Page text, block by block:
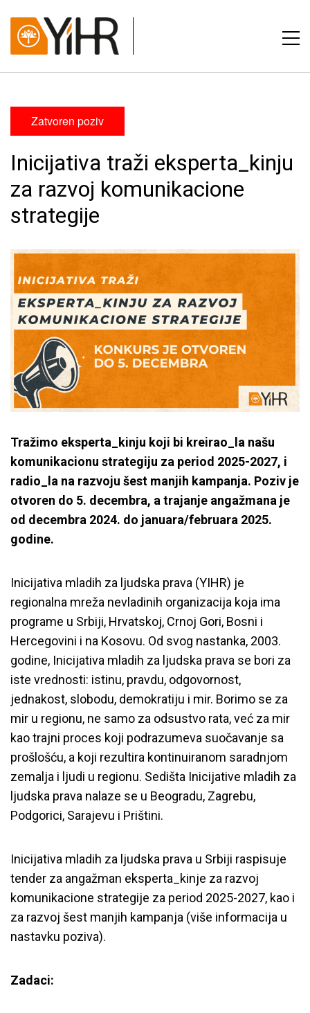
Zatvoren poziv
Inicijativa traži eksperta_kinju
za razvoj komunikacione
strategije
Tražimo eksperta_kinju koji bi kreirao_la našu
komunikacionu strategiju za period 2025-2027, i
radio_la na razvoju šest manjih kampanja. Poziv je
otvoren do 5. decembra, a trajanje angažmana je
od decembra 2024. do januara/februara 2025.
godine.
Inicijativa mladih za ljudska prava (YIHR) je
regionalna mreža nevladinih organizacija koja ima
programe u Srbiji, Hrvatskoj, Crnoj Gori, Bosni i
Hercegovini i na Kosovu. Od svog nastanka, 2003.
godine, Inicijativa mladih za ljudska prava se bori za
iste vrednosti: istinu, pravdu, odgovornost,
jednakost, slobodu, demokratiju i mir. Borimo se za
mir u regionu, ne samo za odsustvo rata, već za mir
kao trajni proces koji podrazumeva suočavanje sa
prošlošću, a koji rezultira kontinuiranom saradnjom
zemalja i ljudi u regionu. Sedišta Inicijative mladih za
ljudska prava nalaze se u Beogradu, Zagrebu,
Podgorici, Sarajevu i Prištini.
Inicijativa mladih za ljudska prava u Srbiji raspisuje
tender za angažman eksperta_kinje za razvoj
komunikacione strategije za period 2025-2027, kao i
za razvoj šest manjih kampanja (više informacija u
nastavku poziva).
Zadaci: